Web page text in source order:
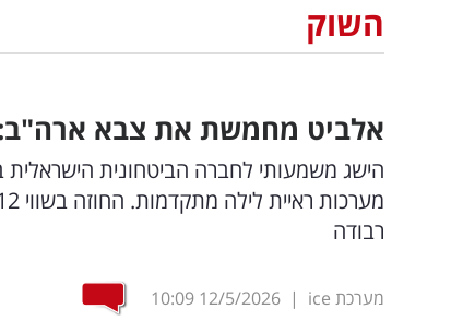
השוק
אלביט מחמשת את צבא ארה"ב:
הישג משמעותי לחברה הביטחונית
רבודה
מערכת ice |
12/5/2026
10:09